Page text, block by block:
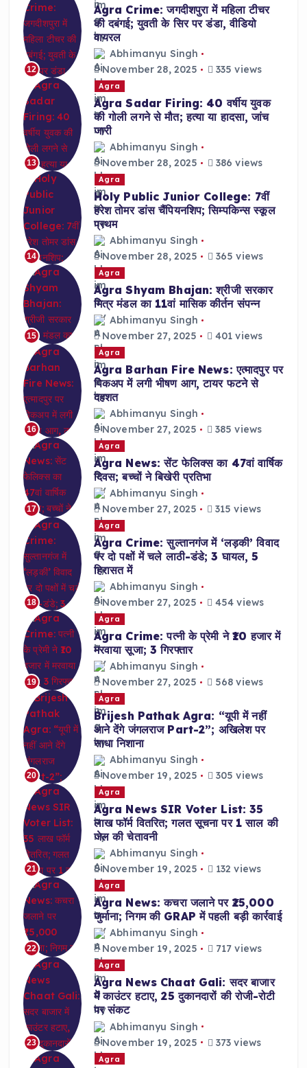
12
Agra Crime: जगदीशपुरा में महिला टीचर
की दबंगई; युवती के सिर पर डंडा, वीडियो
वायरल
Abhimanyu Singh
November 28, 2025
335 views
13
Agra
Agra Sadar Firing: 40 वर्षीय युवक
की गोली लगने से मौत; हत्या या हादसा, जांच
जारी
Abhimanyu Singh
November 28, 2025
386 views
14
Agra
Holy Public Junior College: 7वीं
हरेश तोमर डांस चैंपियनशिप; सिम्पकिन्स स्कूल
प्रथम
Abhimanyu Singh
November 28, 2025
365 views
15
Agra
Agra Shyam Bhajan: श्रीजी सरकार
मित्र मंडल का 11वां मासिक कीर्तन संपन्न
Abhimanyu Singh
November 27, 2025
401 views
16
Agra
Agra Barhan Fire News: एत्मादपुर पर
पिकअप में लगी भीषण आग, टायर फटने से
दहशत
Abhimanyu Singh
November 27, 2025
385 views
17
Agra
Agra News: सेंट फेलिक्स का 47वां वार्षिक
दिवस; बच्चों ने बिखेरी प्रतिभा
Abhimanyu Singh
November 27, 2025
315 views
18
Agra
Agra Crime: सुल्तानगंज में ‘लड़की’ विवाद
पर दो पक्षों में चले लाठी-डंडे; 3 घायल, 5
हिरासत में
Abhimanyu Singh
November 27, 2025
454 views
19
Agra
Agra Crime: पत्नी के प्रेमी ने ₹10 हजार में
मरवाया सूजा; 3 गिरफ्तार
Abhimanyu Singh
November 27, 2025
568 views
20
Agra
Brijesh Pathak Agra: “यूपी में नहीं
आने देंगे जंगलराज Part-2”; अखिलेश पर
साधा निशाना
Abhimanyu Singh
November 19, 2025
305 views
21
Agra
Agra News SIR Voter List: 35
लाख फॉर्म वितरित; गलत सूचना पर 1 साल की
जेल की चेतावनी
Abhimanyu Singh
November 19, 2025
132 views
22
Agra
Agra News: कचरा जलाने पर ₹25,000
जुर्माना; निगम की GRAP में पहली बड़ी कार्रवाई
Abhimanyu Singh
November 19, 2025
717 views
23
Agra
Agra News Chaat Gali: सदर बाजार
में काउंटर हटाए, 25 दुकानदारों की रोजी-रोटी
पर संकट
Abhimanyu Singh
November 19, 2025
373 views
Agra